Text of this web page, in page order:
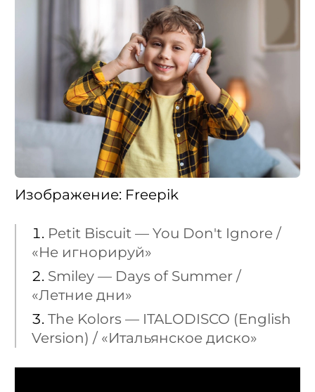
Изображение: Freepik
Petit Biscuit — You Don't Ignore /
«Не игнорируй»
Smiley — Days of Summer /
«Летние дни»
The Kolors — ITALODISCO (English
Version) / «Итальянское диско»